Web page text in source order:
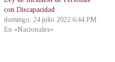
con Discapacidad
domingo, 24 julio 2022 6:44 PM
En «Nacionales»